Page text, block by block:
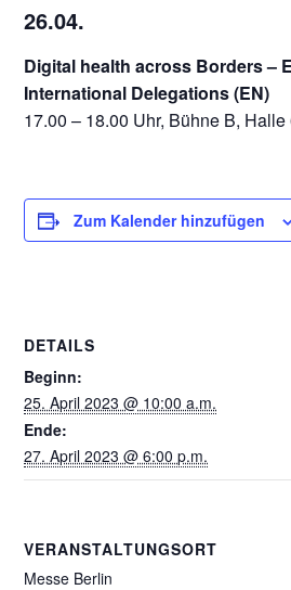
26.04.
Digital health across Borders –
International Delegations (EN)
17.00 – 18.00 Uhr, Bühne B, Halle
Zum Kalender hinzufügen
DETAILS
Beginn:
25. April 2023 @ 10:00 a.m.
Ende:
27. April 2023 @ 6:00 p.m.
VERANSTALTUNGSORT
Messe Berlin